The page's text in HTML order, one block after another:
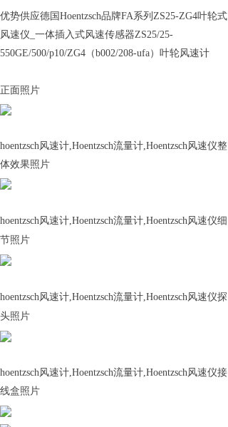
优势供应德国Hoentzsch品牌FA系列ZS25-ZG4叶轮式
风速仪_一体插入式风速传感器ZS25/25-
550GE/500/p10/ZG4（b002/208-ufa）叶轮风速计
正面照片
hoentzsch风速计,Hoentzsch流量计,Hoentzsch风速仪整
体效果照片
hoentzsch风速计,Hoentzsch流量计,Hoentzsch风速仪细
节照片
hoentzsch风速计,Hoentzsch流量计,Hoentzsch风速仪探
头照片
hoentzsch风速计,Hoentzsch流量计,Hoentzsch风速仪接
线盒照片